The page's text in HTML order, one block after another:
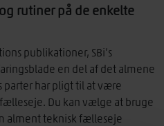
rutiner på de enkelte
publikationer, SBi’s
en del af det almene
har pligt til at være
Du kan vælge at bruge
alment teknisk fælleseje